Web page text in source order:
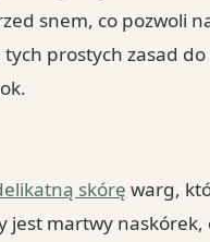
snem, co pozwoli
prostych zasad
skórę warg,
martwy naskórek,